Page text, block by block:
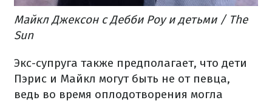
Майкл Джексон с Дебби Роу и детьми / The
Sun
Экс-супруга также предполагает, что дети
Пэрис и Майкл могут быть не от певца,
ведь во время оплодотворения могла